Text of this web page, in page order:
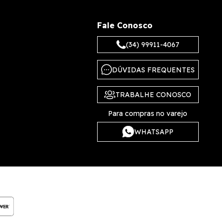
Fale Conosco
(34) 99911-4067
DÚVIDAS FREQUENTES
TRABALHE CONOSCO
Para compras no varejo
WHATSAPP